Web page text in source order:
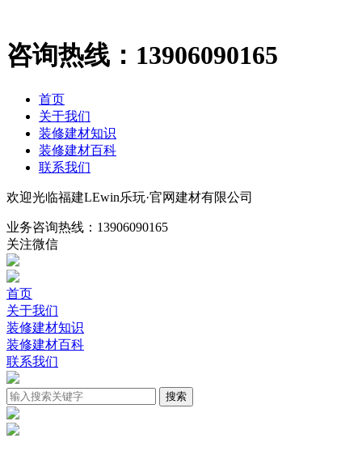
咨询热线： 13906090165
首页
关于我们
装修建材知识
装修建材百科
联系我们
欢迎光临福建LEwin乐玩·官网建材有限公司
业务咨询热线： 13906090165
关注微信
首页
关于我们
装修建材知识
装修建材百科
联系我们